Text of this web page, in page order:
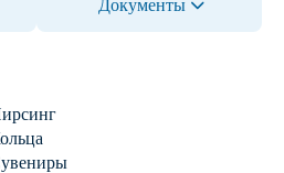
Документы